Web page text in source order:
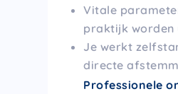
Vitale
praktijk worden
Je werkt
directe
Professionele